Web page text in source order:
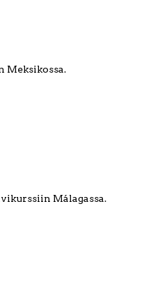
Meksikossa.
Málagassa.